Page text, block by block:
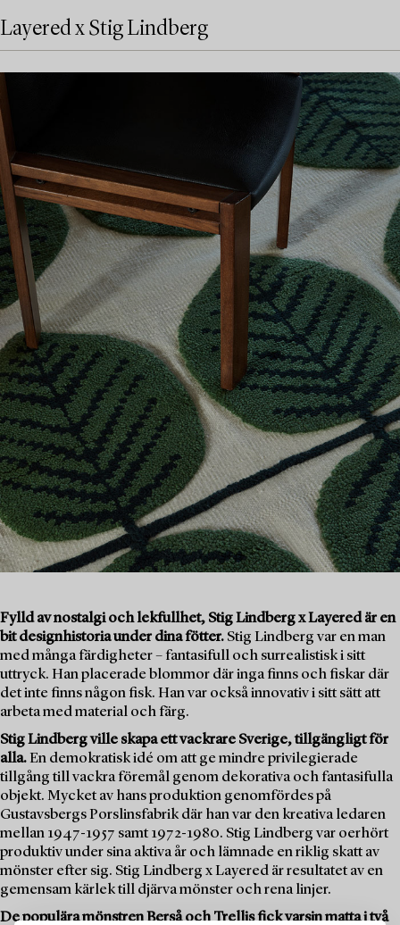
Layered x Stig Lindberg
Fylld av nostalgi och lekfullhet, Stig Lindberg x Layered är en
bit designhistoria under dina fötter. Stig Lindberg var en man
med många färdigheter – fantasifull och surrealistisk i sitt
uttryck. Han placerade blommor där inga finns och fiskar där
det inte finns någon fisk. Han var också innovativ i sitt sätt att
arbeta med material och färg.
Stig Lindberg ville skapa ett vackrare Sverige, tillgängligt för
alla.En demokratisk idé om att ge mindre privilegierade
tillgång till vackra föremål genom dekorativa och fantasifulla
objekt. Mycket av hans produktion genomfördes på
Gustavsbergs Porslinsfabrik där han var den kreativa ledaren
mellan 1947-1957 samt 1972-1980. Stig Lindberg var oerhört
produktiv under sina aktiva år och lämnade en riklig skatt av
mönster efter sig. Stig Lindberg x Layered är resultatet av en
gemensam kärlek till djärva mönster och rena linjer.
De populära mönstren Berså och Trellis fick varsin matta i två